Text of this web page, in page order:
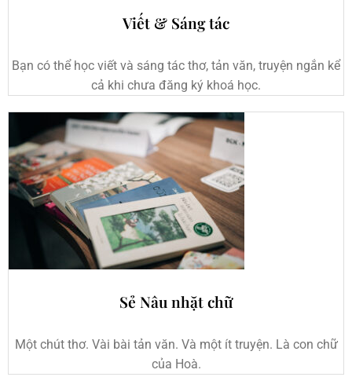
Viết & Sáng tác
Bạn có thể học viết và sáng tác thơ, tản văn, truyện ngắn kể
cả khi chưa đăng ký khoá học.
Sẻ Nâu nhặt chữ
Một chút thơ. Vài bài tản văn. Và một ít truyện. Là con chữ
của Hoà.